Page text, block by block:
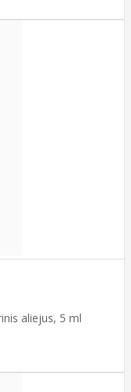
aliejus, 5 ml